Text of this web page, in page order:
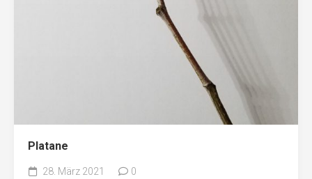
Platane
28. März 2021 0